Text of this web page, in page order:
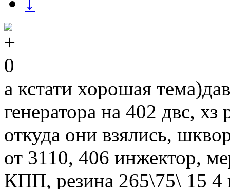
0
а кстати хорошая
генератора на 402 двс,
откуда они взялись,
от 3110, 406 инжектор,
КПП, резина 265\75\ 15 4